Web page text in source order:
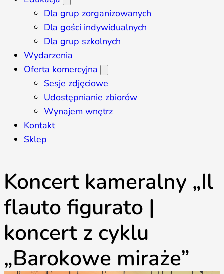
Dla grup zorganizowanych
Dla gości indywidualnych
Dla grup szkolnych
Wydarzenia
Oferta komercyjna
Sesje zdjęciowe
Udostępnianie zbiorów
Wynajem wnętrz
Kontakt
Sklep
Koncert kameralny „Il
flauto figurato |
koncert z cyklu
„Barokowe miraże”